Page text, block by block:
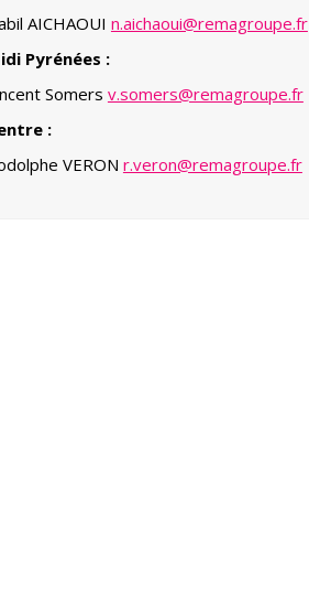
AICHAOUI n.aichaoui@remagroupe.fr
Pyrénées :
Somers v.somers@remagroupe.fr
:
VERON r.veron@remagroupe.fr